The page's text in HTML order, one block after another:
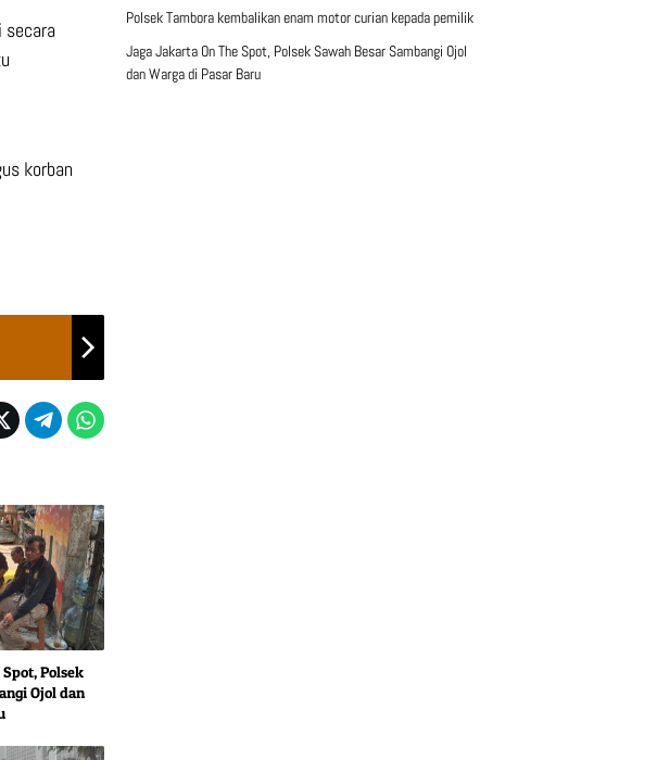
secara
korban
Spot, Polsek
Ojol dan
Polsek Tambora kembalikan enam motor curian kepada pemilik
Jaga Jakarta On The Spot, Polsek Sawah Besar Sambangi Ojol
dan Warga di Pasar Baru